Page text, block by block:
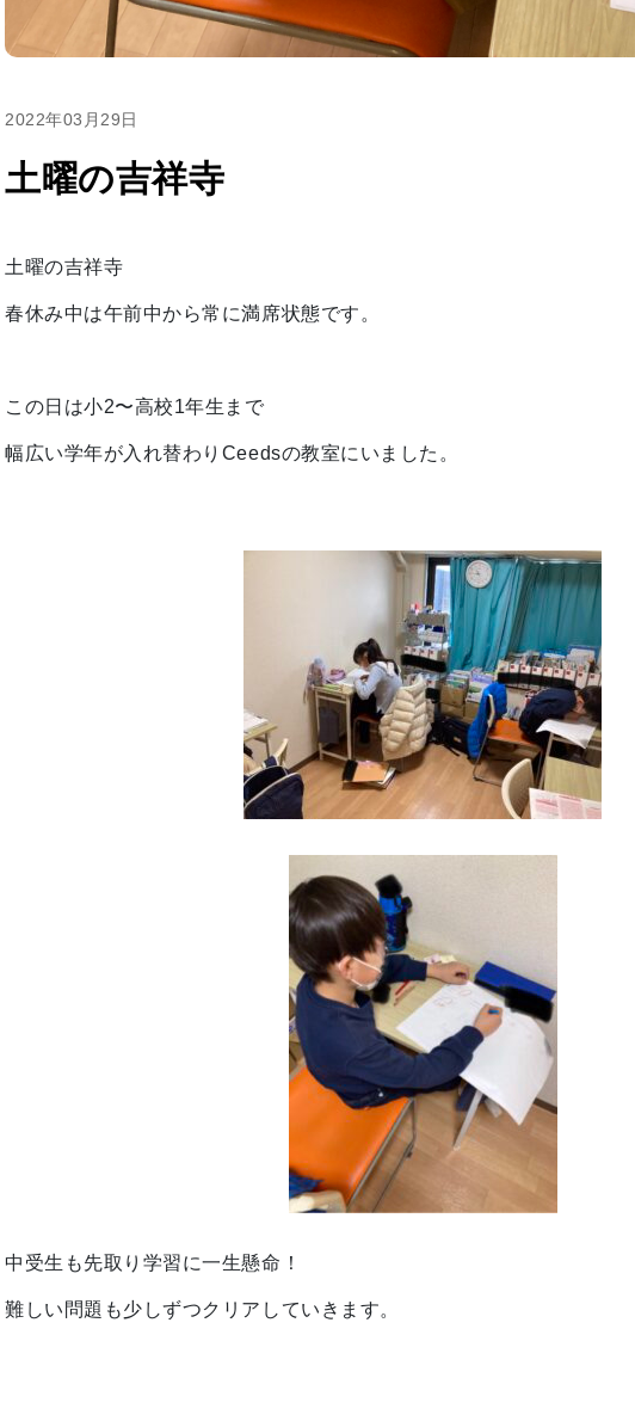
2022年03月29日
土曜の吉祥寺
土曜の吉祥寺
春休み中は午前中から常に満席状態です。
この日は小2〜高校1年生まで
幅広い学年が入れ替わりCeedsの教室にいました。
中受生も先取り学習に一生懸命！
難しい問題も少しずつクリアしていきます。